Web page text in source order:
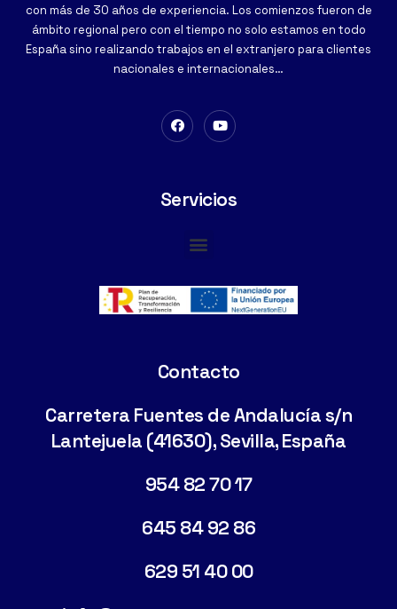
con más de 30 años de experiencia. Los comienzos fueron de
ámbito regional pero con el tiempo no solo estamos en todo
España sino realizando trabajos en el extranjero para clientes
nacionales e internacionales…
Servicios
Contacto
Carretera Fuentes de Andalucía s/n
Lantejuela (41630), Sevilla, España
954 82 70 17
645 84 92 86
629 51 40 00